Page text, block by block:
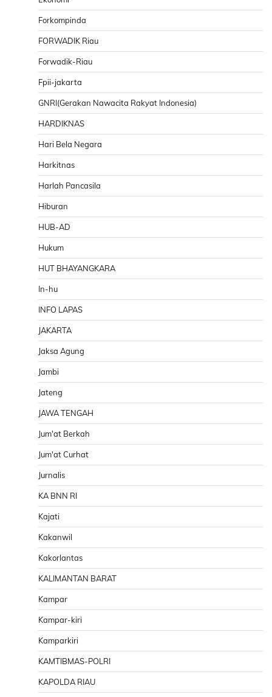
Forkompinda
FORWADIK Riau
Forwadik-Riau
Fpii-jakarta
GNRI(Gerakan Nawacita Rakyat Indonesia)
HARDIKNAS
Hari Bela Negara
Harkitnas
Harlah Pancasila
Hiburan
HUB-AD
Hukum
HUT BHAYANGKARA
In-hu
INFO LAPAS
JAKARTA
Jaksa Agung
Jambi
Jateng
JAWA TENGAH
Jum'at Berkah
Jum'at Curhat
Jurnalis
KA BNN RI
Kajati
Kakanwil
Kakorlantas
KALIMANTAN BARAT
Kampar
Kampar-kiri
Kamparkiri
KAMTIBMAS-POLRI
KAPOLDA RIAU